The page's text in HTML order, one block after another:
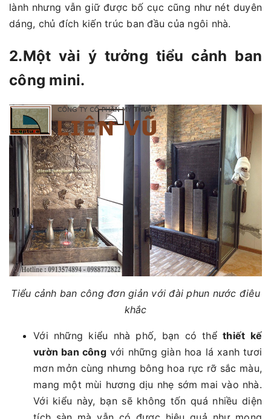
lành nhưng vẫn giữ được bố cục cũng như nét duyên
dáng, chủ đích kiến trúc ban đầu của ngôi nhà.
2.Một vài ý tưởng tiểu cảnh ban
công mini.
Tiểu cảnh ban công đơn giản với đài phun nước điêu
khắc
Với những kiểu nhà phố, bạn có thểthiết kế
vườn ban côngvới những giàn hoa lá xanh tươi
mơn mởn cùng nhưng bông hoa rực rỡ sắc màu,
mang một mùi hương dịu nhẹ sớm mai vào nhà.
Với kiểu này, bạn sẽ không tốn quá nhiều diện